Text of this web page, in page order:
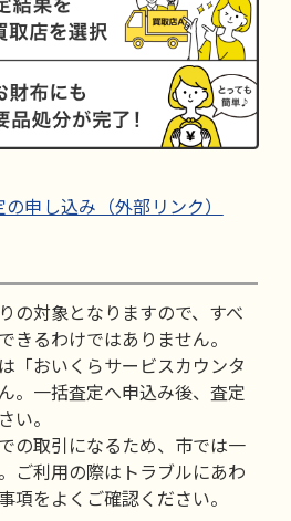
の申し込み（外部リンク）
の対象となりますので、すべ
きるわけではありません。
「おいくらサービスカウンタ
。一括査定へ申込み後、査定
い。
の取引になるため、市では一
ご利用の際はトラブルにあわ
項をよくご確認ください。